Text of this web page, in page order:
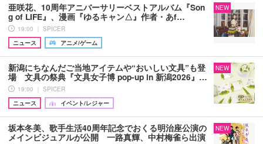
亜咲花、10周年アニバーサリーベストアルバム『Son
g of LIFE』、漫画『ゆるキャン△』作者・あf…
19:00 ｜ SPICER
ニュース
アニメ/ゲーム
NEW
新潟にちなんだご当地アイテムや“おいしい文具”も登
場 文具の祭典『文具女子博 pop-up in 新潟2026』…
19:00 ｜ SPICER
ニュース
イベント/レジャー
NEW
坂本冬美、歌手生活40周年記念でおくる明治座公演の
メインビジュアルが公開 一路真輝、中村梅雀ら出演
NEW